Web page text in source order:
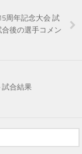
周年記念大会 試
後の選手コメン
試合結果